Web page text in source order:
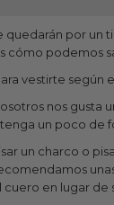
por un
podemos
vestirte según
nos gusta
un poco de
un charco o
en lugar de